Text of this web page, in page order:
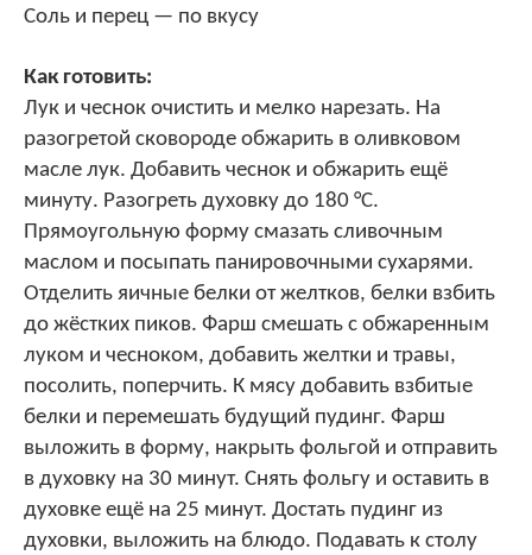
Соль и перец — по вкусу
Как готовить:
Лук и чеснок очистить и мелко нарезать. На
разогретой сковороде обжарить в оливковом
масле лук. Добавить чеснок и обжарить ещё
минуту. Разогреть духовку до 180 °С.
Прямоугольную форму смазать сливочным
маслом и посыпать панировочными сухарями.
Отделить яичные белки от желтков, белки взбить
до жёстких пиков. Фарш смешать с обжаренным
луком и чесноком, добавить желтки и травы,
посолить, поперчить. К мясу добавить взбитые
белки и перемешать будущий пудинг. Фарш
выложить в форму, накрыть фольгой и отправить
в духовку на 30 минут. Снять фольгу и оставить в
духовке ещё на 25 минут. Достать пудинг из
духовки, выложить на блюдо. Подавать к столу